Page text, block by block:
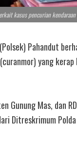
kasus pencurian
Pahandut
yang
Gunung Mas, dan
Ditreskrimum